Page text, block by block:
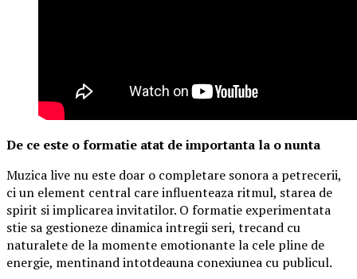
De ce este o formatie atat de importanta la o nunta
Muzica live nu este doar o completare sonora a petrecerii,
ci un element central care influenteaza ritmul, starea de
spirit si implicarea invitatilor. O formatie experimentata
stie sa gestioneze dinamica intregii seri, trecand cu
naturalete de la momente emotionante la cele pline de
energie, mentinand intotdeauna conexiunea cu publicul.